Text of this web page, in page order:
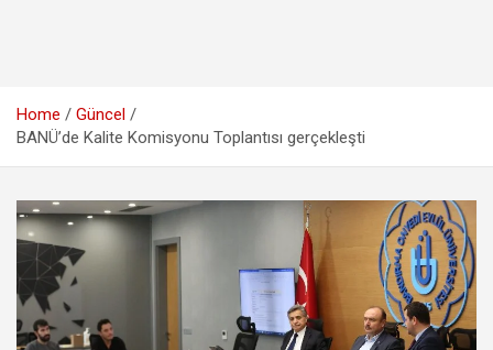
Home
Güncel
BANÜ’de Kalite Komisyonu Toplantısı gerçekleşti